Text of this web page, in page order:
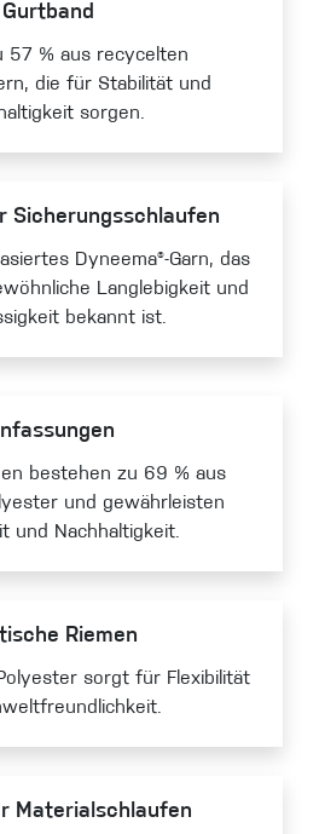
Gurtband
57 % aus recycelten
die für Stabilität und
sorgen.
Sicherungsschlaufen
Dyneema®-Garn, das
Langlebigkeit und
bekannt ist.
bestehen zu 69 % aus
und gewährleisten
und Nachhaltigkeit.
Riemen
sorgt für Flexibilität
Materialschlaufen